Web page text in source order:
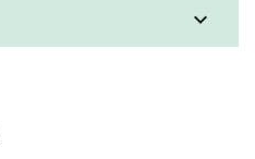
expand_more